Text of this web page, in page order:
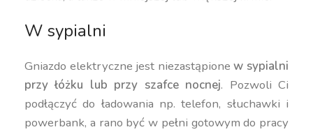
W sypialni
Gniazdo elektryczne jest niezastąpionew sypialni
przy łóżku lub przy szafce nocnej. Pozwoli Ci
podłączyć do ładowania np. telefon, słuchawki i
powerbank, a rano być w pełni gotowym do pracy